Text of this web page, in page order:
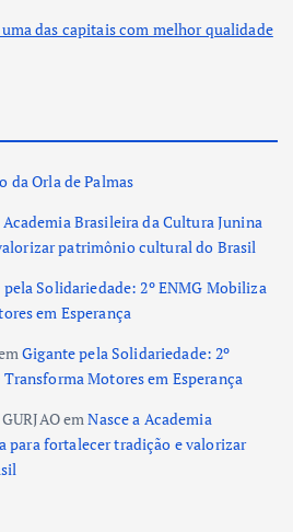
das capitais com melhor qualidade
da Orla de Palmas
Academia Brasileira da Cultura Junina
patrimônio cultural do Brasil
pela Solidariedade: 2º ENMG Mobiliza
em Esperança
Gigante pela Solidariedade: 2º
Motores em Esperança
emNasce a Academia
para fortalecer tradição e valorizar